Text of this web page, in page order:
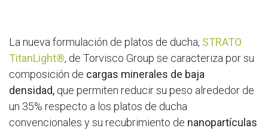
La nueva formulación de platos de ducha, STRATO
TitanLight®, de Torvisco Group se caracteriza por su
composición de cargas minerales de baja
densidad, que permiten reducir su peso alrededor de
un 35% respecto a los platos de ducha
convencionales y su recubrimiento de nanopartículas